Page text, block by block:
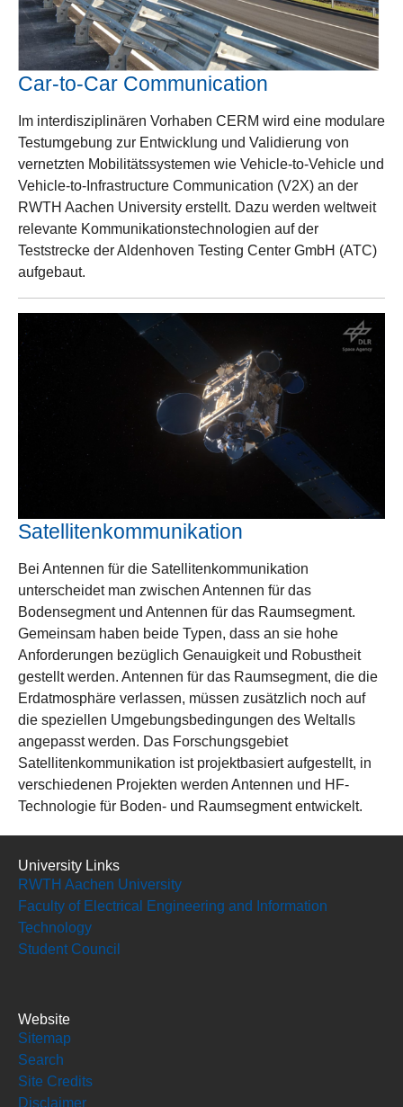
Car-to-Car Communication
Im interdisziplinären Vorhaben CERM wird eine modulare
Testumgebung zur Entwicklung und Validierung von
vernetzten Mobilitätssystemen wie Vehicle-to-Vehicle und
Vehicle-to-Infrastructure Communication (V2X) an der
RWTH Aachen University erstellt. Dazu werden weltweit
relevante Kommunikationstechnologien auf der
Teststrecke der Aldenhoven Testing Center GmbH (ATC)
aufgebaut.
Show larger version
Satellitenkommunikation
Bei Antennen für die Satellitenkommunikation
unterscheidet man zwischen Antennen für das
Bodensegment und Antennen für das Raumsegment.
Gemeinsam haben beide Typen, dass an sie hohe
Anforderungen bezüglich Genauigkeit und Robustheit
gestellt werden. Antennen für das Raumsegment, die die
Erdatmosphäre verlassen, müssen zusätzlich noch auf
die speziellen Umgebungsbedingungen des Weltalls
angepasst werden. Das Forschungsgebiet
Satellitenkommunikation ist projektbasiert aufgestellt, in
verschiedenen Projekten werden Antennen und HF-
Technologie für Boden- und Raumsegment entwickelt.
University Links
RWTH Aachen University
Faculty of Electrical Engineering and Information
Technology
Student Council
Website
Sitemap
Search
Site Credits
Disclaimer